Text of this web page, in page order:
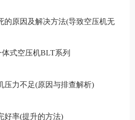
的原因及解决方法(导致空压机无
式空压机BLT系列
压力不足(原因与排查解析)
好率(提升的方法)